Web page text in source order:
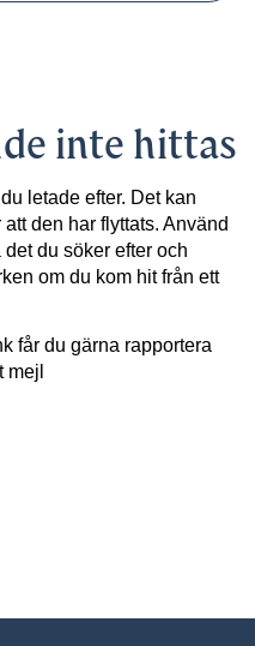
inte hittas
letade efter. Det kan
den har flyttats. Använd
du söker efter och
om du kom hit från ett
får du gärna rapportera
mejl